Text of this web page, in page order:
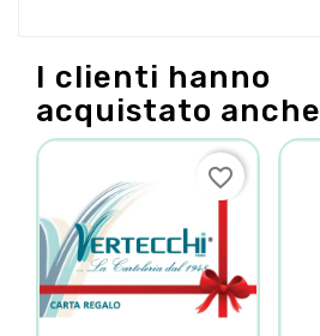
I clienti hanno
acquistato anche
favorite_border